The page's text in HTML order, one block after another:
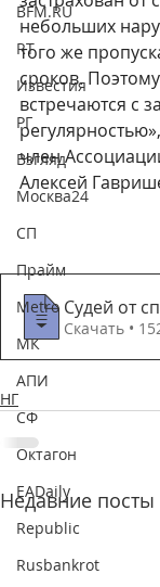
BFM.RU
RT
Известия
РГ
Взгляд
Москва24
СП
Прайм
Metro
МК
АПИ
СФ
Октагон
EADaily
Republic
Rusbankrot
небольших
того же
сроков.
встречаются с
член
Алексей
Судей от
Скачать
НГ
Недавние посты